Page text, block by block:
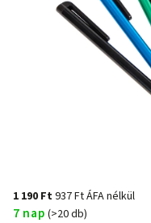
1 190 Ft937 Ft ÁFA nélkül
7 nap (>20 db)